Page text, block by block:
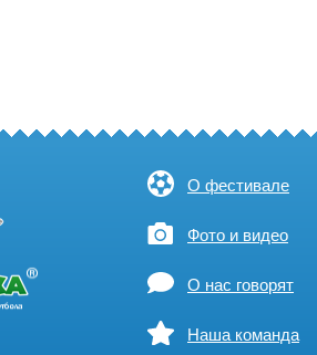
О фестивале
Фото и видео
О нас говорят
Наша команда